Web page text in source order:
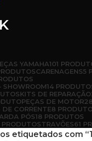
YAMAHA101
CARENAGENS5
SHOWROOM14
KITS DE REPARAÇÃO
PEÇAS DE MOTOR
CORRENTE8
PÓS18 PRODUTOS
TRAVÕES61
etiquetados com